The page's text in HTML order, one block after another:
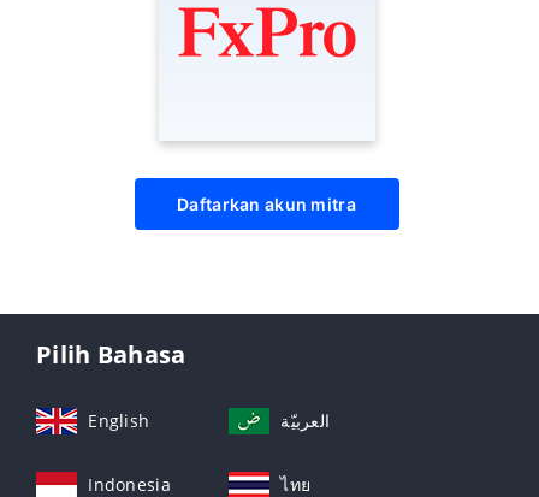
Daftarkan akun mitra
Pilih Bahasa
English العربيّة
Indonesia ไทย